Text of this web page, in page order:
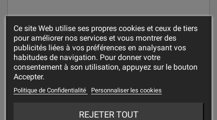
Ce site Web utilise ses propres cookies et ceux de tiers
pour améliorer nos services et vous montrer des
publicités liées à vos préférences en analysant vos
habitudes de navigation. Pour donner votre
consentement à son utilisation, appuyez sur le bouton
Accepter.
Politique de Confidentialité Personnaliser les cookies
REJETER TOUT